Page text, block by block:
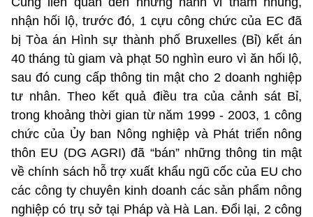
nhận hối lộ, trước đó, 1 cựu công chức của EC đã
bị Tòa án Hình sự thành phố Bruxelles (Bỉ) kết án
40 tháng tù giam và phạt 50 nghìn euro vì ăn hối lộ,
sau đó cung cấp thông tin mật cho 2 doanh nghiệp
tư nhân. Theo kết quả điều tra của cảnh sát Bỉ,
trong khoảng thời gian từ năm 1999 - 2003, 1 công
chức của Ủy ban Nông nghiệp và Phát triển nông
thôn EU (DG AGRI) đã “bán” những thông tin mật
về chính sách hỗ trợ xuất khẩu ngũ cốc của EU cho
các công ty chuyên kinh doanh các sản phẩm nông
nghiệp có trụ sở tại Pháp và Hà Lan. Đổi lại, 2 công